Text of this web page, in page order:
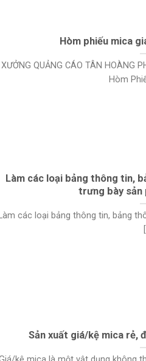
Hòm phiếu mica
XƯỞNG QUẢNG CÁO TÂN HOÀNG
Hòm
Làm các loại bảng thông tin,
trưng bày sản
các loại bảng thông tin, bảng
Sản xuất giá/kệ mica rẻ,